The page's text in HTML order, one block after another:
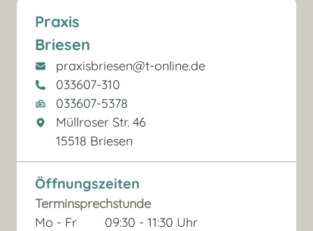
Praxis
Briesen
praxisbriesen@t-online.de
033607-310
033607-5378
Müllroser Str. 46
15518 Briesen
Öffnungszeiten
Terminsprechstunde
Mo - Fr
09:30 - 11:30 Uhr